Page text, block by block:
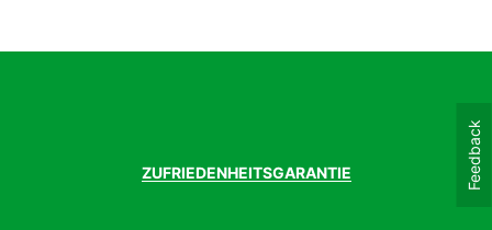
ZUFRIEDENHEITSGARANTIE Feedback